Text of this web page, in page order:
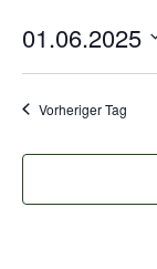
01.06.2025
wählen.
Vorheriger Tag